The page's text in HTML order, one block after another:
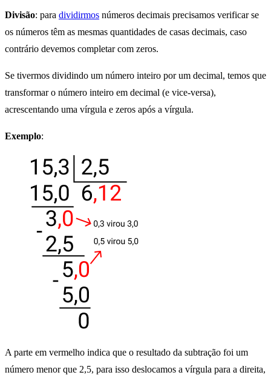
Divisão: para dividirmos números decimais precisamos verificar se
os números têm as mesmas quantidades de casas decimais, caso
contrário devemos completar com zeros.
Se tivermos dividindo um número inteiro por um decimal, temos que
transformar o número inteiro em decimal (e vice-versa),
acrescentando uma vírgula e zeros após a vírgula.
Exemplo:
A parte em vermelho indica que o resultado da subtração foi um
número menor que 2,5, para isso deslocamos a vírgula para a direita,